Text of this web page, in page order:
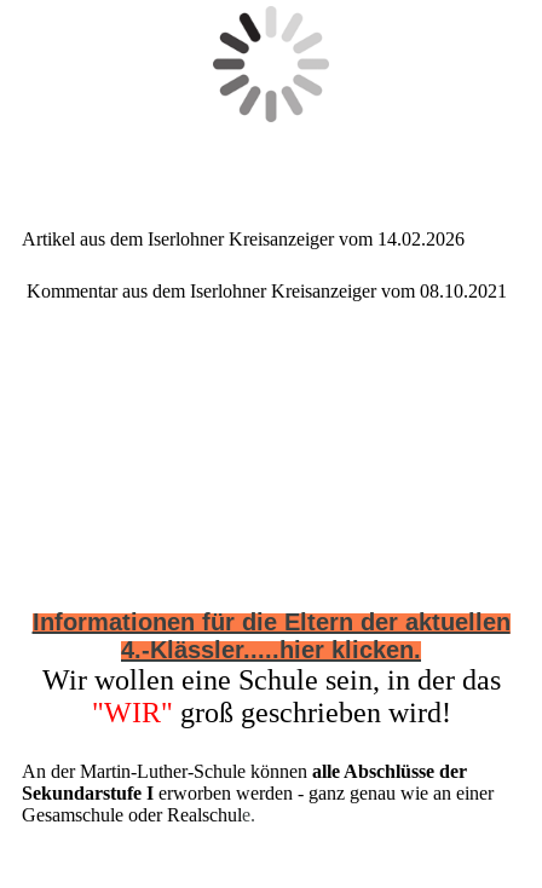
Artikel aus dem Iserlohner Kreisanzeiger vom 14.02.2026
Kommentar aus dem Iserlohner Kreisanzeiger vom 08.10.2021
Informationen für die Eltern der aktuellen
4.-Klässler.....hier klicken.
Wir wollen eine Schule sein, in der das
"WIR" groß geschrieben wird!
An der Martin-Luther-Schule können alle Abschlüsse der
Sekundarstufe Ierworben werden - ganz genau wie an einer
Gesamschule oder Realschule.